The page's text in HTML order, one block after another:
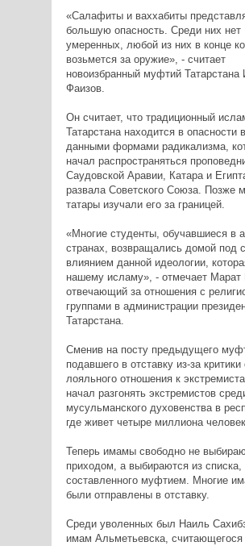
«Салафиты и ваххабиты
большую опасность. Среди них нет
умеренных, любой из них в конце
возьмется за оружие», - считает
новоизбранный муфтий Татарстана
Фаизов.
Он считает, что традиционный
Татарстана находится в опасности
данными формами радикализма,
начал распространяться
Саудовской Аравии, Катара и
развала Советского Союза. Позже
татары изучали его за границей.
«Многие студенты, обучавшиеся в
странах, возвращались домой под
влиянием данной идеологии,
нашему исламу», - отмечает Марат
отвечающий за отношения с
группами в администрации
Татарстана.
Сменив на посту предыдущего
подавшего в отставку из-за
лояльного отношения к
начал разгонять экстремистов
мусульманского духовенства в
где живет четыре миллиона
Теперь имамы свободно не
приходом, а выбираются из списка,
составленного муфтием. Многие
были отправлены в отставку.
Среди уволенных был Наиль
имам Альметьевска, считающегося